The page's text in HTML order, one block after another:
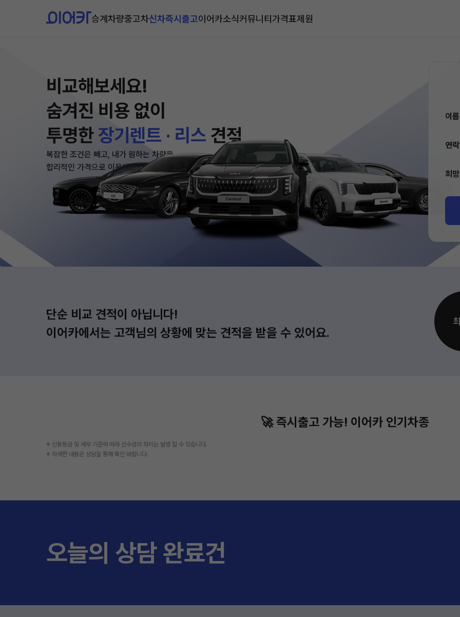
승계차량중고차신차즉시출고이어카소식커뮤니티가격표제원
비교해보세요!
숨겨진 비용 없이
투명한 장기렌트 · 리스 견적
복잡한 조건은 빼고, 내가 원하는 차량을
합리적인 가격으로 이용해보세요!
이
연
희
단순 비교 견적이 아닙니다!
이어카에서는 고객님의 상황에 맞는 견적을 받을 수 있어요.
🚀 즉시출고 가능! 이어카 인기차종
※ 신용등급 및 세부 기준에 따라 선수금의 차이는 발생 할 수 있습니다.
※ 자세한 내용은 상담을 통해 확인 바랍니다.
오늘의 상담 완료건